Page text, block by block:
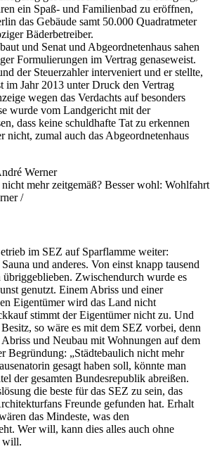
ein Spaß- und Familienbad zu eröffnen,
das Gebäude samt 50.000 Quadratmeter
Bäderbetreiber.
und Senat und Abgeordnetenhaus sahen
Formulierungen im Vertrag genaseweist.
der Steuerzahler interveniert und er stellte,
im Jahr 2013 unter Druck den Vertrag
wegen das Verdachts auf besonders
wurde vom Landgericht mit der
dass keine schuldhafte Tat zu erkennen
nicht, zumal auch das Abgeordnetenhaus
nicht mehr zeitgemäß? Besser wohl:
/
im SEZ auf Sparflamme weiter:
und anderes. Von einst knapp tausend
Zwischendurch wurde es
genutzt. Einem Abriss und einer
Eigentümer wird das Land nicht
stimmt der Eigentümer nicht zu. Und
so wäre es mit dem SEZ vorbei, denn
und Neubau mit Wohnungen auf dem
Begründung: „Städtebaulich nicht mehr
gesagt haben soll, könnte man
der gesamten Bundesrepublik abreißen.
die beste für das SEZ zu sein, das
Freunde gefunden hat. Erhalt
das Mindeste, was den
Wer will, kann dies alles auch ohne
will.